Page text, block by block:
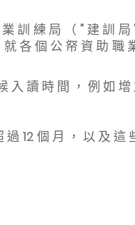
訓 練 局 （ " 建 訓
各 個 公 帑 資 助 職
讀 時 間 ， 例 如
12 個 月 ， 以 及